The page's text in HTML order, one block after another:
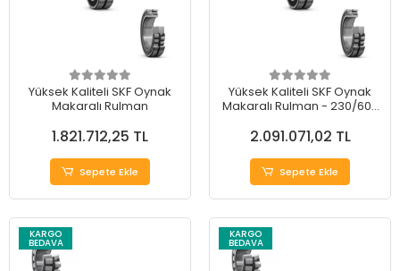
Yüksek Kaliteli SKF Oynak
Makaralı Rulman
1.821.712,25 TL
Sepete Ekle
Yüksek Kaliteli SKF Oynak
Makaralı Rulman - 230/600
2.091.071,02 TL
Sepete Ekle
KARGO
BEDAVA
KARGO
BEDAVA